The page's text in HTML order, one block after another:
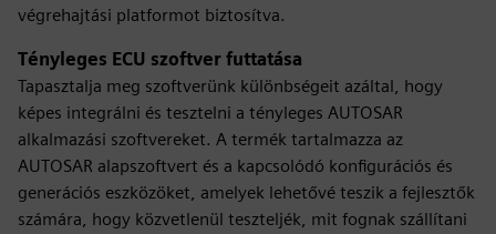
végrehajtási platformot biztosítva.
Tényleges ECU szoftver futtatása
Tapasztalja meg szoftverünk különbségeit azáltal, hogy
képes integrálni és tesztelni a tényleges AUTOSAR
alkalmazási szoftvereket. A termék tartalmazza az
AUTOSAR alapszoftvert és a kapcsolódó konfigurációs és
generációs eszközöket, amelyek lehetővé teszik a fejlesztők
számára, hogy közvetlenül teszteljék, mit fognak szállítani